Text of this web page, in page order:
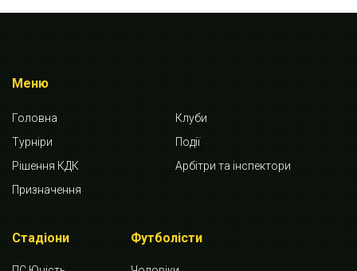
Меню
Головна
Клуби
Турніри
Події
Рішення КДК
Арбітри та інспектори
Призначення
Стадіони Футболісти